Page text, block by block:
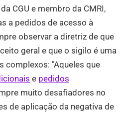
CGU e membro da CMRI,
a pedidos de acesso à
observar a diretriz de que
geral e que o sigilo é uma
complexos: "Aqueles que
e pedidos
muito desafiadores no
de aplicação da negativa de